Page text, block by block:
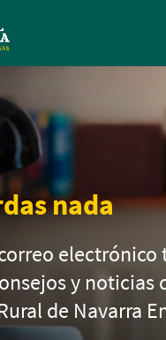
nada
y noticias
de Navarra